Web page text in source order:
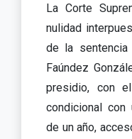
La Corte
nulidad
de la sentencia
Faúndez
presidio, con
condicional
de un año,